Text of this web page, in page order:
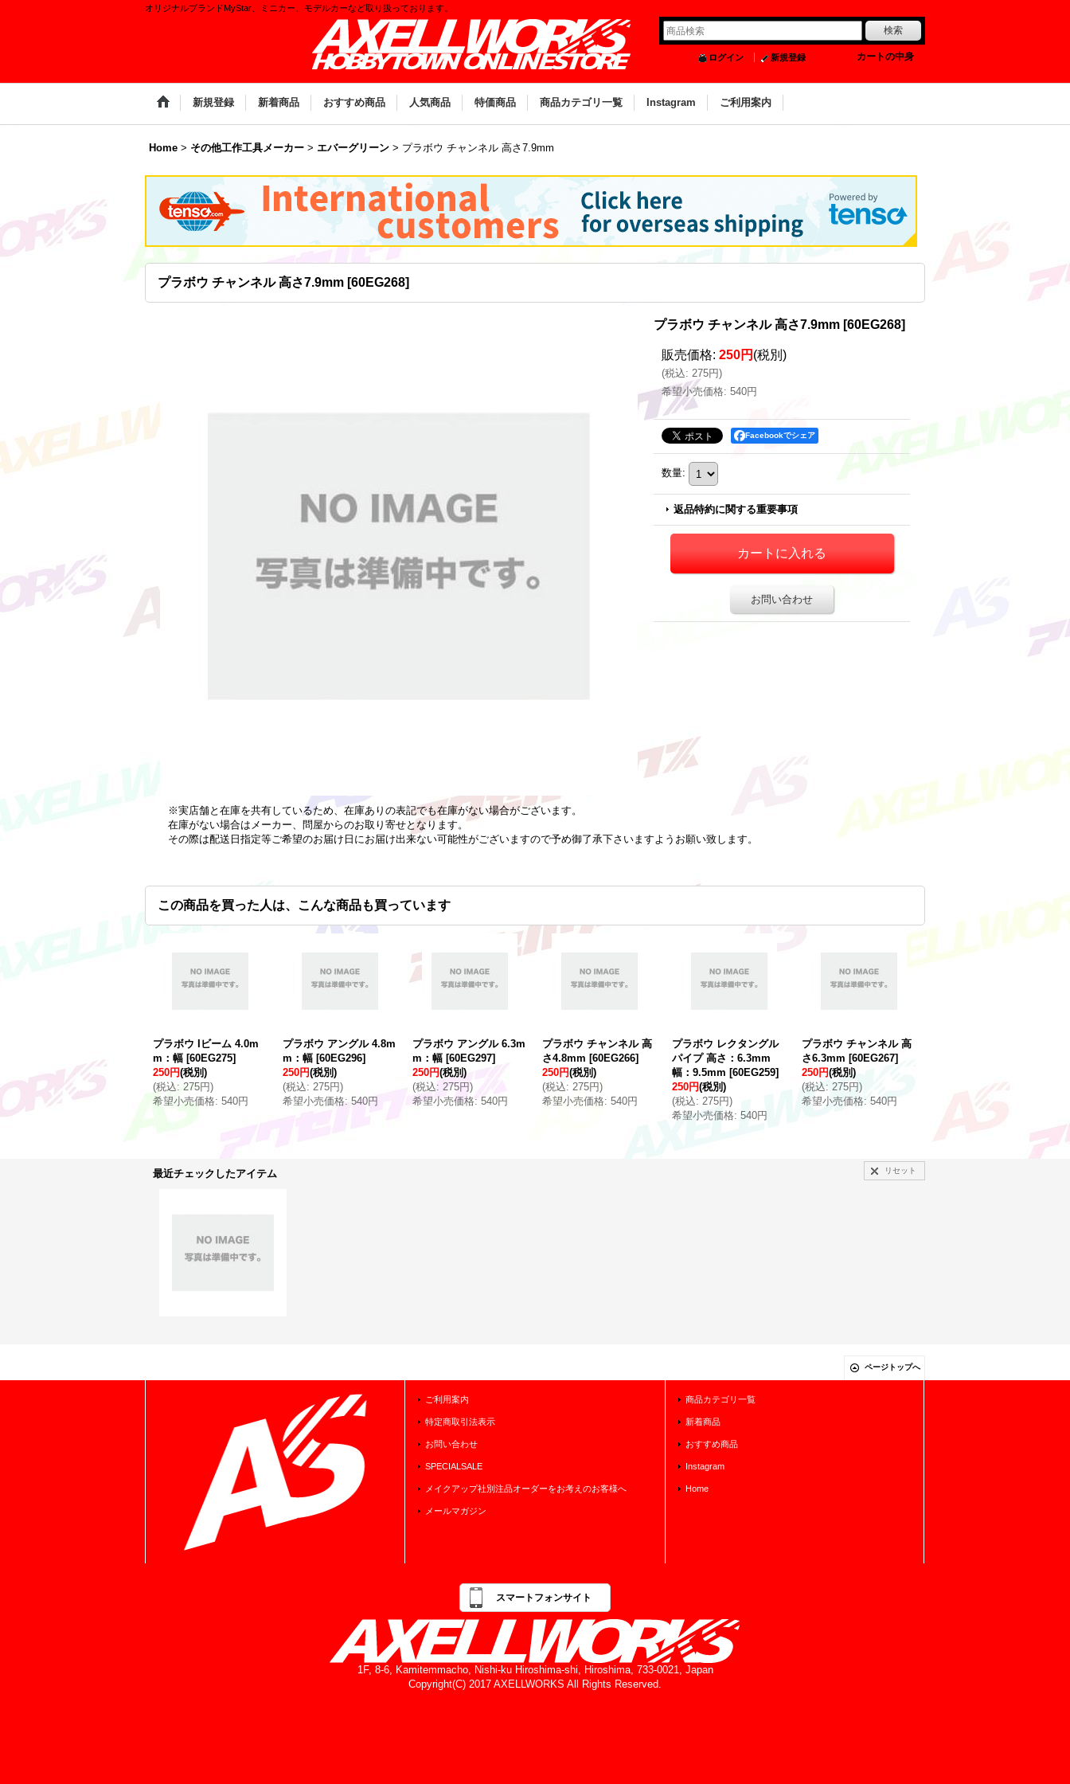
オリジナルブランドMyStar、ミニカー、モデルカーなど取り扱っております。
カートの中身
ログイン 新規登録
新規登録 新着商品 おすすめ商品 人気商品 特価商品 商品カテゴリ一覧 Instagram ご利用案内
Home > その他工作工具メーカー > エバーグリーン > プラボウ チャンネル 高さ7.9mm
プラボウ チャンネル 高さ7.9mm [60EG268]
プラボウ チャンネル 高さ7.9mm [60EG268]
販売価格: 250円 (税別)
(税込: 275円)
希望小売価格: 540円
Facebookでシェア
数量:
返品特約に関する重要事項
お問い合わせ
※実店舗と在庫を共有しているため、在庫ありの表記でも在庫がない場合がございます。
在庫がない場合はメーカー、問屋からのお取り寄せとなります。
その際は配送日指定等ご希望のお届け日にお届け出来ない可能性がございますので予め御了承下さいますようお願い致します。
この商品を買った人は、こんな商品も買っています
プラボウ Iビーム 4.0m
m：幅 [60EG275]
250円(税別)
(税込: 275円)
希望小売価格: 540円
プラボウ アングル 4.8m
m：幅 [60EG296]
250円(税別)
(税込: 275円)
希望小売価格: 540円
プラボウ アングル 6.3m
m：幅 [60EG297]
250円(税別)
(税込: 275円)
希望小売価格: 540円
プラボウ チャンネル 高
さ4.8mm [60EG266]
250円(税別)
(税込: 275円)
希望小売価格: 540円
プラボウ レクタングル
パイプ 高さ：6.3mm
幅：9.5mm [60EG259]
250円(税別)
(税込: 275円)
希望小売価格: 540円
プラボウ チャンネル 高
さ6.3mm [60EG267]
250円(税別)
(税込: 275円)
希望小売価格: 540円
最近チェックしたアイテム リセット
ページトップへ
ご利用案内
特定商取引法表示
お問い合わせ
SPECIALSALE
メイクアップ社別注品オーダーをお考えのお客様へ
メールマガジン
商品カテゴリ一覧
新着商品
おすすめ商品
Instagram
Home
スマートフォンサイト
1F, 8-6, Kamitemmacho, Nishi-ku Hiroshima-shi, Hiroshima, 733-0021, Japan
Copyright(C) 2017 AXELLWORKS All Rights Reserved.